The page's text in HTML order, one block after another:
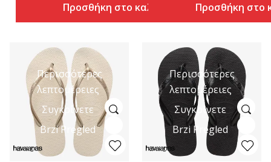
Προσθήκη στο καλάθι Προσθήκη στο
Περισσότερες
λεπτομέρειες
Συγκρίνετε
Brzi Pregled
Περισσότερες
λεπτομέρειες
Συγκρίνετε
Brzi Pregled